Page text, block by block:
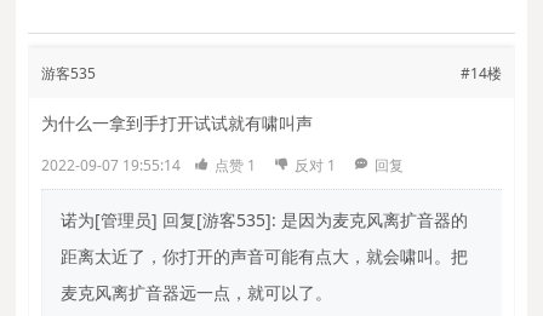
游客535 #14楼
为什么一拿到手打开试试就有啸叫声
2022-09-07 19:55:14 点赞 1 反对 1 回复
诺为[管理员] 回复[游客535]: 是因为麦克风离扩音器的
距离太近了，你打开的声音可能有点大，就会啸叫。把
麦克风离扩音器远一点，就可以了。